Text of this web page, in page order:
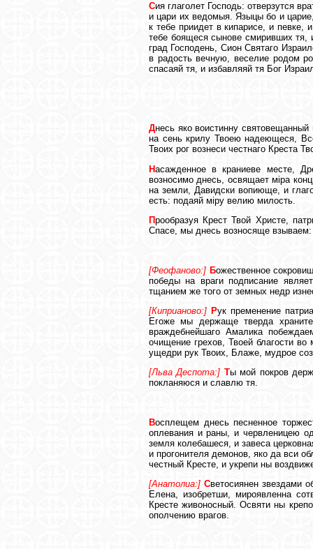
Сия глаголет Господь: отверзутся
и цари их ведомыя. Языцы бо и
к тебе приидет в кипарисе, и
тебе боящеся сынове смиривших тя,
град Господень, Сион Святаго
в радость вечную, веселие родом
спасаяй тя, и избавляяй тя Бог
Днесь яко воистинну
на сень крилу Твоeю надеющеся,
Твоих рог вознеси честнаго Креста
Насажденное в краниеве месте,
возносимо днесь, освящает мiра
на земли, Давидски вопиюще, и
eсть: подаяй мiру велию милость.
Прообразуя Крест Твой Христе,
Спасе, мы днесь возносяще
[Феофаново:] Божественное
победы на враги подписание
тщанием же того от земных недр
[Киприаново:] Рук пременение
Егоже мы держаще тверда
враждебнейшаго Амалика
очищение грехов, Твоей благости
ущедри рук Твоих, Блаже, мудрое
[Льва Деспота:] Ты мой покров
покланяюся и славлю тя.
Восплещем днесь песненное
оплевания и раны, и червленицею
земля колебашеся, и завеса
и прогонителя демонов, яко да вси
честный Кресте, и укрепи ны
[Анатолиа:] Светосиянен звездами
Елена, изобретши, мироявленна
Кресте живоносный. Освяти ны
ополчению врагов.